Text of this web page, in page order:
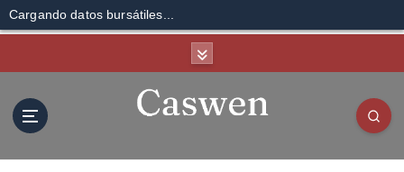
Cargando datos bursátiles...